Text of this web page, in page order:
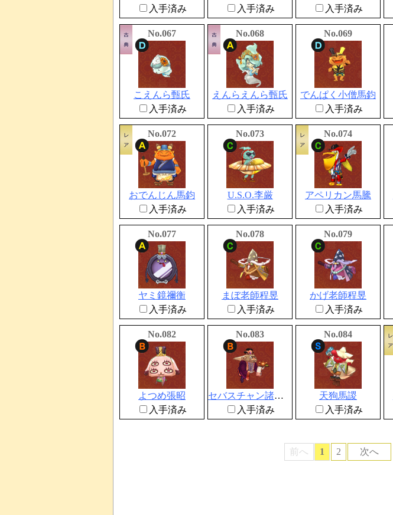
入手済み
入手済み
入手済み
No.067
こえんら甄氏
入手済み
No.068
えんらえんら甄氏
入手済み
No.069
でんぱく小僧馬鈞
入手済み
No.072
おでんじん馬鈞
入手済み
No.073
U.S.O.李厳
入手済み
No.074
アペリカン馬騰
入手済み
No.077
ヤミ鏡禰衡
入手済み
No.078
まぼ老師程昱
入手済み
No.079
かげ老師程昱
入手済み
No.082
よつめ張昭
入手済み
No.083
セバスチャン諸葛瑾
入手済み
No.084
天狗馬謖
入手済み
前へ 1 2 次へ